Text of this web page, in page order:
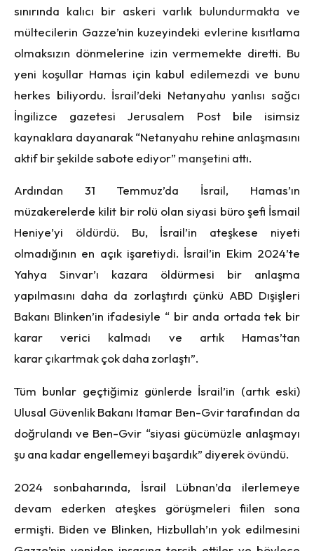
sınırında kalıcı bir askeri varlık bulundurmakta ve
mültecilerin Gazze’nin kuzeyindeki evlerine kısıtlama
olmaksızın dönmelerine izin vermemekte diretti. Bu
yeni koşullar Hamas için kabul edilemezdi ve bunu
herkes biliyordu. İsrail’deki Netanyahu yanlısı sağcı
İngilizce gazetesi Jerusalem Post bile isimsiz
kaynaklara dayanarak “Netanyahu rehine anlaşmasını
aktif bir şekilde sabote ediyor” manşetini attı.
Ardından 31 Temmuz’da İsrail, Hamas’ın
müzakerelerde kilit bir rolü olan siyasi büro şefi İsmail
Heniye’yi öldürdü. Bu, İsrail’in ateşkese niyeti
olmadığının en açık işaretiydi. İsrail’in Ekim 2024’te
Yahya Sinvar’ı kazara öldürmesi bir anlaşma
yapılmasını daha da zorlaştırdı çünkü ABD Dışişleri
Bakanı Blinken’in ifadesiyle “ bir anda ortada tek bir
karar verici kalmadı ve artık Hamas’tan
kararçıkartmakçok daha zorlaştı”.
Tüm bunlar geçtiğimiz günlerde İsrail’in (artık eski)
Ulusal Güvenlik Bakanı Itamar Ben-Gvir tarafından da
doğrulandı ve Ben-Gvir “siyasi gücümüzle anlaşmayı
şu ana kadar engellemeyi başardık” diyerekövündü.
2024 sonbaharında, İsrail Lübnan’da ilerlemeye
devam ederken ateşkes görüşmeleri fiilen sona
ermişti. Biden ve Blinken, Hizbullah’ın yok edilmesini